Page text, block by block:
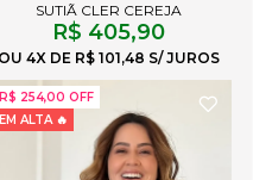
SUTIÃ CLER CEREJA
R$ 405,90
4X R$ 101,48
R$ 254,00 OFF
EM ALTA 🔥